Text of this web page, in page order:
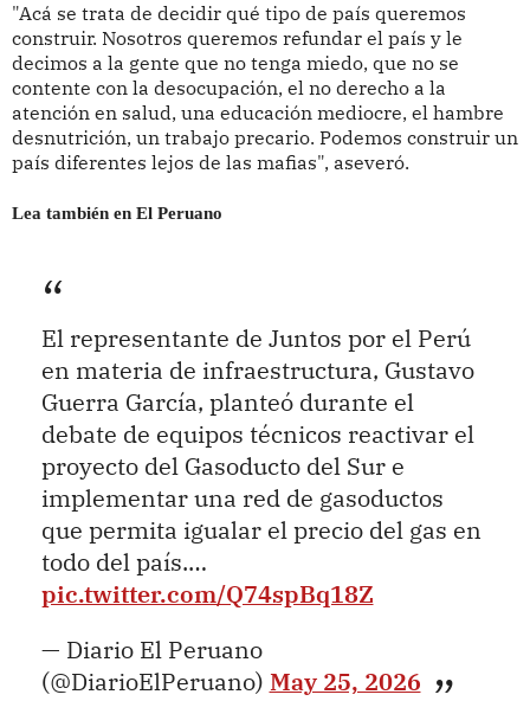
"Acá se trata de decidir qué tipo de país queremos
construir. Nosotros queremos refundar el país y le
decimos a la gente que no tenga miedo, que no se
contente con la desocupación, el no derecho a la
atención en salud, una educación mediocre, el hambre
desnutrición, un trabajo precario. Podemos construir un
país diferentes lejos de las mafias", aseveró.
Lea también en El Peruano
El representante de Juntos por el Perú
en materia de infraestructura, Gustavo
Guerra García, planteó durante el
debate de equipos técnicos reactivar el
proyecto del Gasoducto del Sur e
implementar una red de gasoductos
que permita igualar el precio del gas en
todo del país.…
pic.twitter.com/Q74spBq18Z
— Diario El Peruano
(@DiarioElPeruano) May 25, 2026